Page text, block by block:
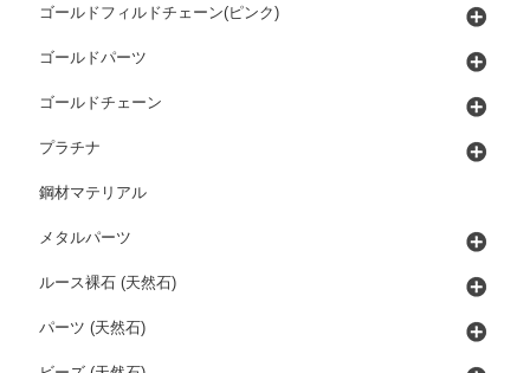
ゴールドフィルドチェーン(ピンク)
ゴールドパーツ
ゴールドチェーン
プラチナ
鋼材マテリアル
メタルパーツ
ルース裸石 (天然石)
パーツ (天然石)